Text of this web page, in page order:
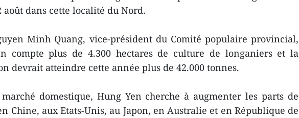
août dans cette localité du Nord.
Minh Quang, vice-président du Comité populaire provincial,
compte plus de 4.300 hectares de culture de longaniers et la
devrait atteindre cette année plus de 42.000 tonnes.
domestique, Hung Yen cherche à augmenter les parts de
Chine, aux Etats-Unis, au Japon, en Australie et en République de